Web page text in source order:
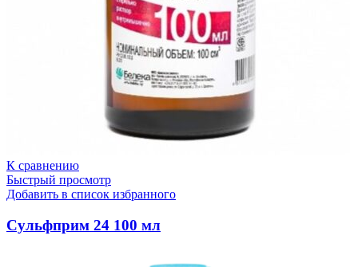
К сравнению
Быстрый просмотр
Добавить в список избранного
Сульфприм 24 100 мл